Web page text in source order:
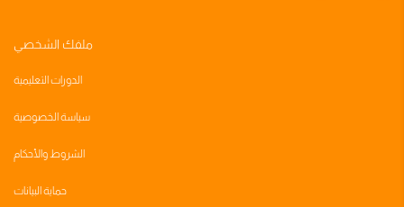
ملفك الشخصي
الدورات التعليمية
سياسة الخصوصية
الشروط والأحكام
حماية البيانات